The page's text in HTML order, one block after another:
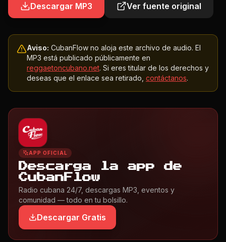
Descargar MP3 Ver fuente original
Aviso: CubanFlow no aloja este archivo de audio. El
MP3 está publicado públicamente en
reggaetoncubano.net. Si eres titular de los derechos y
deseas que el enlace sea retirado, contáctanos.
APP OFICIAL
Descarga la app de
CubanFlow
Radio cubana 24/7, descargas MP3, eventos y
comunidad — todo en tu bolsillo.
Descargar Gratis